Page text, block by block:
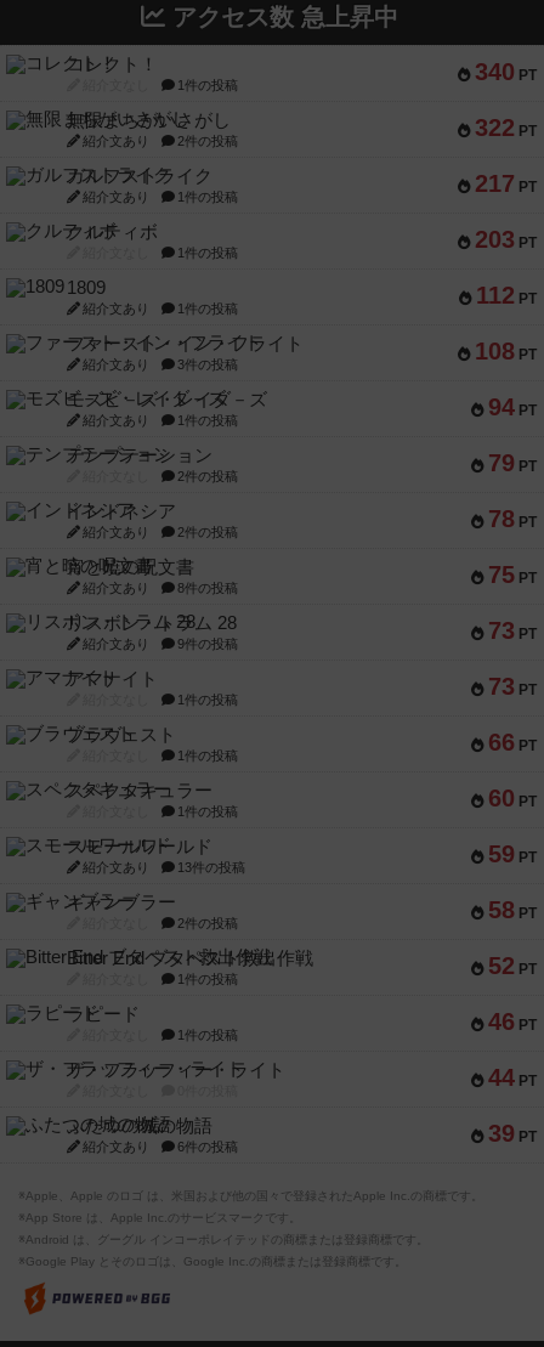
アクセス数 急上昇中
340 PT
コレクト！
1件の投稿
322 PT
無限まちがいさがし
紹介文あり 2件の投稿
217 PT
ガルフストライク
紹介文あり 1件の投稿
203 PT
クルティボ
1件の投稿
112 PT
1809
紹介文あり 1件の投稿
108 PT
ファースト・イン・フライト
紹介文あり 3件の投稿
94 PT
モズビ－ズ・レイダ－ズ
紹介文あり 1件の投稿
79 PT
テンプテーション
2件の投稿
78 PT
インドネシア
紹介文あり 2件の投稿
75 PT
宵と暁の呪文書
紹介文あり 8件の投稿
73 PT
リスボン・トラム 28
紹介文あり 9件の投稿
73 PT
アマナイト
1件の投稿
66 PT
ブラヴェスト
1件の投稿
60 PT
スペクタキュラー
1件の投稿
59 PT
スモールワールド
紹介文あり 13件の投稿
58 PT
ギャンブラー
2件の投稿
52 PT
Bitter End ブタペスト救出作戦
1件の投稿
46 PT
ラピード
1件の投稿
44 PT
ザ・フラッフィー・ライト
39 PT
ふたつの城の物語
紹介文あり 6件の投稿
※Apple、Apple のロゴ は、米国および他の国々で登録されたApple Inc.の商標です。
※App Store は、Apple Inc.のサービスマークです。
※Android は、グーグル インコーポレイテッドの商標または登録商標です。
※Google Play とそのロゴは、Google Inc.の商標または登録商標です。